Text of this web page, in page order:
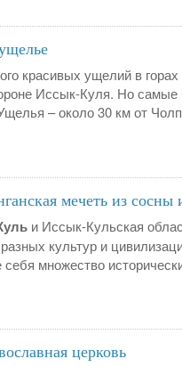
красивых ущелий в
Иссык-Куля. Но
– около 30 км от
мечеть из сосны
и Иссык-Кульская
культур и
множество
церковь